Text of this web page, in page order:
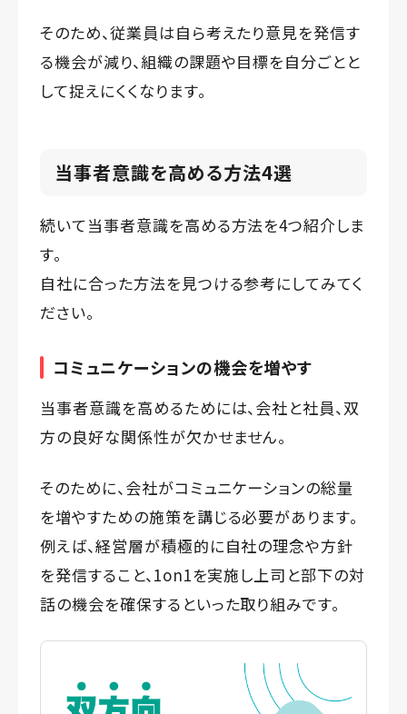
そのため、従業員は自ら考えたり意見を発信す
る機会が減り、組織の課題や目標を自分ごとと
して捉えにくくなります。
当事者意識を高める方法4選
続いて当事者意識を高める方法を4つ紹介しま
す。
自社に合った方法を見つける参考にしてみてく
ださい。
コミュニケーションの機会を増やす
当事者意識を高めるためには、会社と社員、双
方の良好な関係性が欠かせません。
そのために、会社がコミュニケーションの総量
を増やすための施策を講じる必要があります。
例えば、経営層が積極的に自社の理念や方針
を発信すること、1on1を実施し上司と部下の対
話の機会を確保するといった取り組みです。